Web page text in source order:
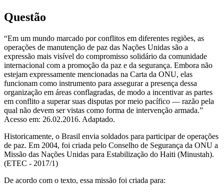
Questão
“Em um mundo marcado por conflitos em diferentes regiões, as
operações de manutenção de paz das Nações Unidas são a
expressão mais visível do compromisso solidário da comunidade
internacional com a promoção da paz e da segurança. Embora não
estejam expressamente mencionadas na Carta da ONU, elas
funcionam como instrumento para assegurar a presença dessa
organização em áreas conflagradas, de modo a incentivar as partes
em conflito a superar suas disputas por meio pacífico — razão pela
qual não devem ser vistas como forma de intervenção armada.”
Acesso em: 26.02.2016. Adaptado.
Historicamente, o Brasil envia soldados para participar de operações
de paz. Em 2004, foi criada pelo Conselho de Segurança da ONU a
Missão das Nações Unidas para Estabilização do Haiti (Minustah).
(ETEC - 2017/1)
De acordo com o texto, essa missão foi criada para: